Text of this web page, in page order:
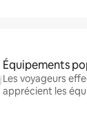
Équipements
Les voyageurs
apprécient les